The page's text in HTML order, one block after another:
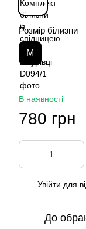
Розмір білизни
М
В наявності
780 грн
Увійти для
До